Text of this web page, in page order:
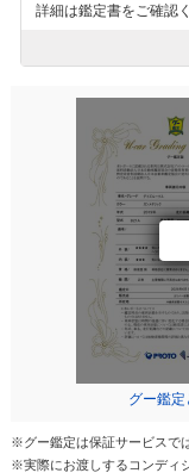
詳細は鑑定書をご確認
グー鑑定
※グー鑑定は保証サービスで
※実際にお渡しするコンディ